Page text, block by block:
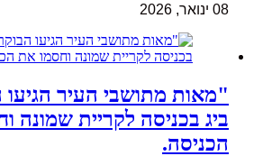
08 ינואר, 2026
"מאות מתושבי העיר הגיעו
ביג בכניסה לקריית שמונה
הכניסה.